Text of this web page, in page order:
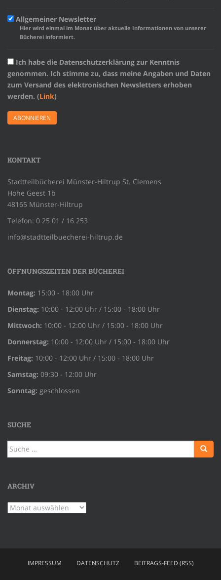
Allgemeiner Newsletter
Hier wird einmal im Monat über aktuelle Informationen von unserer
Bücherei informiert.
Ich habe die Datenschutzerklärung zur Kenntnis
genommen. Ich stimme zu, dass meine Angaben und Daten
zum Versand des elektronischen Newsletters erhoben
werden. (Link)
KONTAKT
Stadtteilbücherei Münster-Hiltrup St. Clemens
Hohe Geest 1b
48165 Münster-Hiltrup
Telefon: 0 25 01 / 16 253
info@stadtteilbuecherei-hiltrup.de
ÖFFNUNGSZEITEN DER BÜCHEREI
Montag: 15:00 - 18:00 Uhr
Dienstag: 10:00 - 12:00 Uhr / 15:00 - 18:00 Uhr
Mittwoch: 10:00 - 12:00 Uhr / 15:00 - 18:00 Uhr
Donnerstag: 10:00 - 12:00 Uhr / 15:00 - 18:00 Uhr
Freitag: 10:00 - 12:00 Uhr / 15:00 - 18:00 Uhr
Samstag: 09:30 - 12:00 Uhr
Sonntag: geschlossen
SUCHE
Suche
nach:
ARCHIV
Archiv
IMPRESSUM DATENSCHUTZ BEITRAGS-FEED (RSS)